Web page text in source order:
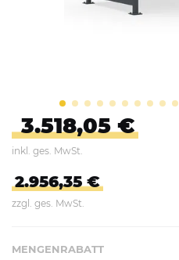
3.518,05 €
inkl. ges. MwSt.
2.956,35 €
zzgl. ges. MwSt.
MENGENRABATT